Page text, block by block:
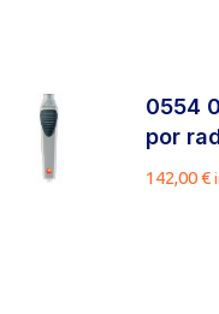
0554
por
142,00€